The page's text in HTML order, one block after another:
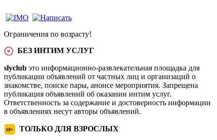
Ограничения по возрасту!
БЕЗ ИНТИМ УСЛУГ
slyclub это информационно-развлекательная площадка для
публикации объявлений от частных лиц и организаций о
знакомстве, поиске пары, анонсе мероприятия. Запрещена
публикация объявлений об оказании интим услуг.
Ответственность за содержание и достоверность информации
в объявлениях несут авторы объявлений.
18+ ТОЛЬКО ДЛЯ ВЗРОСЛЫХ